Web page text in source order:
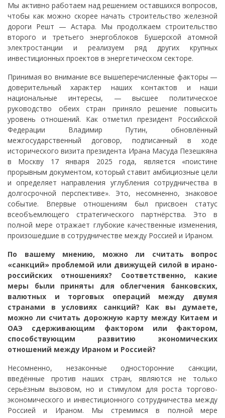
Мы активно работаем над решением оставшихся вопросов,
чтобы как можно скорее начать строительство железной
дороги Решт — Астара. Мы продолжаем строительство
второго и третьего энергоблоков Бушерской атомной
электростанции и реализуем ряд других крупных
инвестиционных проектов в энергетическом секторе.
Принимая во внимание все вышеперечисленные факторы —
доверительный характер наших контактов и наши
национальные интересы, — высшее политическое
руководство обеих стран приняло решение повысить
уровень отношений. Как отметил президент Российской
Федерации Владимир Путин, обновлённый
межгосударственный договор, подписанный в ходе
исторического визита президента Ирана Масуда Пезешкяна
в Москву 17 января 2025 года, является «поистине
прорывным документом, который ставит амбициозные цели
и определяет направления углубления сотрудничества в
долгосрочной перспективе». Это, несомненно, знаковое
событие. Впервые отношениям был присвоен статус
всеобъемлющего стратегического партнёрства. Это в
полной мере отражает глубокие качественные изменения,
произошедшие в сотрудничестве между Россией и Ираном.
По вашему мнению, можно ли считать вопрос
«санкций» проблемой или движущей силой в ирано-
российских отношениях? Соответственно, какие
меры были приняты для облегчения банковских,
валютных и торговых операций между двумя
странами в условиях санкций? Как вы думаете,
можно ли считать дорожную карту между Китаем и
ОАЭ сдерживающим фактором или фактором,
способствующим развитию экономических
отношений между Ираном и Россией?
Несомненно, незаконные односторонние санкции,
введённые против наших стран, являются не только
серьёзным вызовом, но и стимулом для роста торгово-
экономического и инвестиционного сотрудничества между
Россией и Ираном. Мы стремимся в полной мере